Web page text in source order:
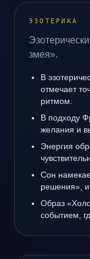
ЭЗОТЕРИКА
змея».
В
отмечает
ритмом.
В подходу
желания и
Энергия
Сон
решения», и
Образ
событием,